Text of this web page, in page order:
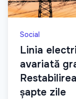
Social
Linia
avariată
șapte zile